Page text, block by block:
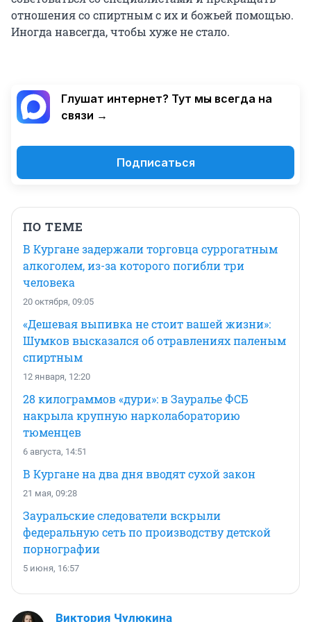
отношения со спиртным с их и божьей помощью.
Иногда навсегда, чтобы хуже не стало.
Глушат интернет? Тут мы всегда на
связи →
Подписаться
ПО ТЕМЕ
В Кургане задержали торговца суррогатным
алкоголем, из-за которого погибли три
человека
20 октября, 09:05
«Дешевая выпивка не стоит вашей жизни»:
Шумков высказался об отравлениях паленым
спиртным
12 января, 12:20
28 килограммов «дури»: в Зауралье ФСБ
накрыла крупную нарколабораторию
тюменцев
6 августа, 14:51
В Кургане на два дня вводят сухой закон
21 мая, 09:28
Зауральские следователи вскрыли
федеральную сеть по производству детской
порнографии
5 июня, 16:57
Виктория Чулюкина